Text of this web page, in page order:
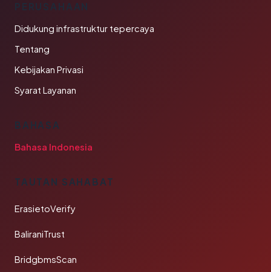
PERUSAHAAN
Didukung infrastruktur tepercaya
Tentang
Kebijakan Privasi
Syarat Layanan
BAHASA
Bahasa Indonesia
TAUTAN SAHABAT
ErasietoVerify
BaliraniTrust
BridgbmsScan